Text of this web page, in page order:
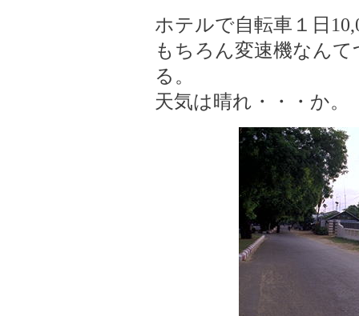
ホテルで自転車１日
もちろん変速機なん
る。
天気は晴れ・・・か。